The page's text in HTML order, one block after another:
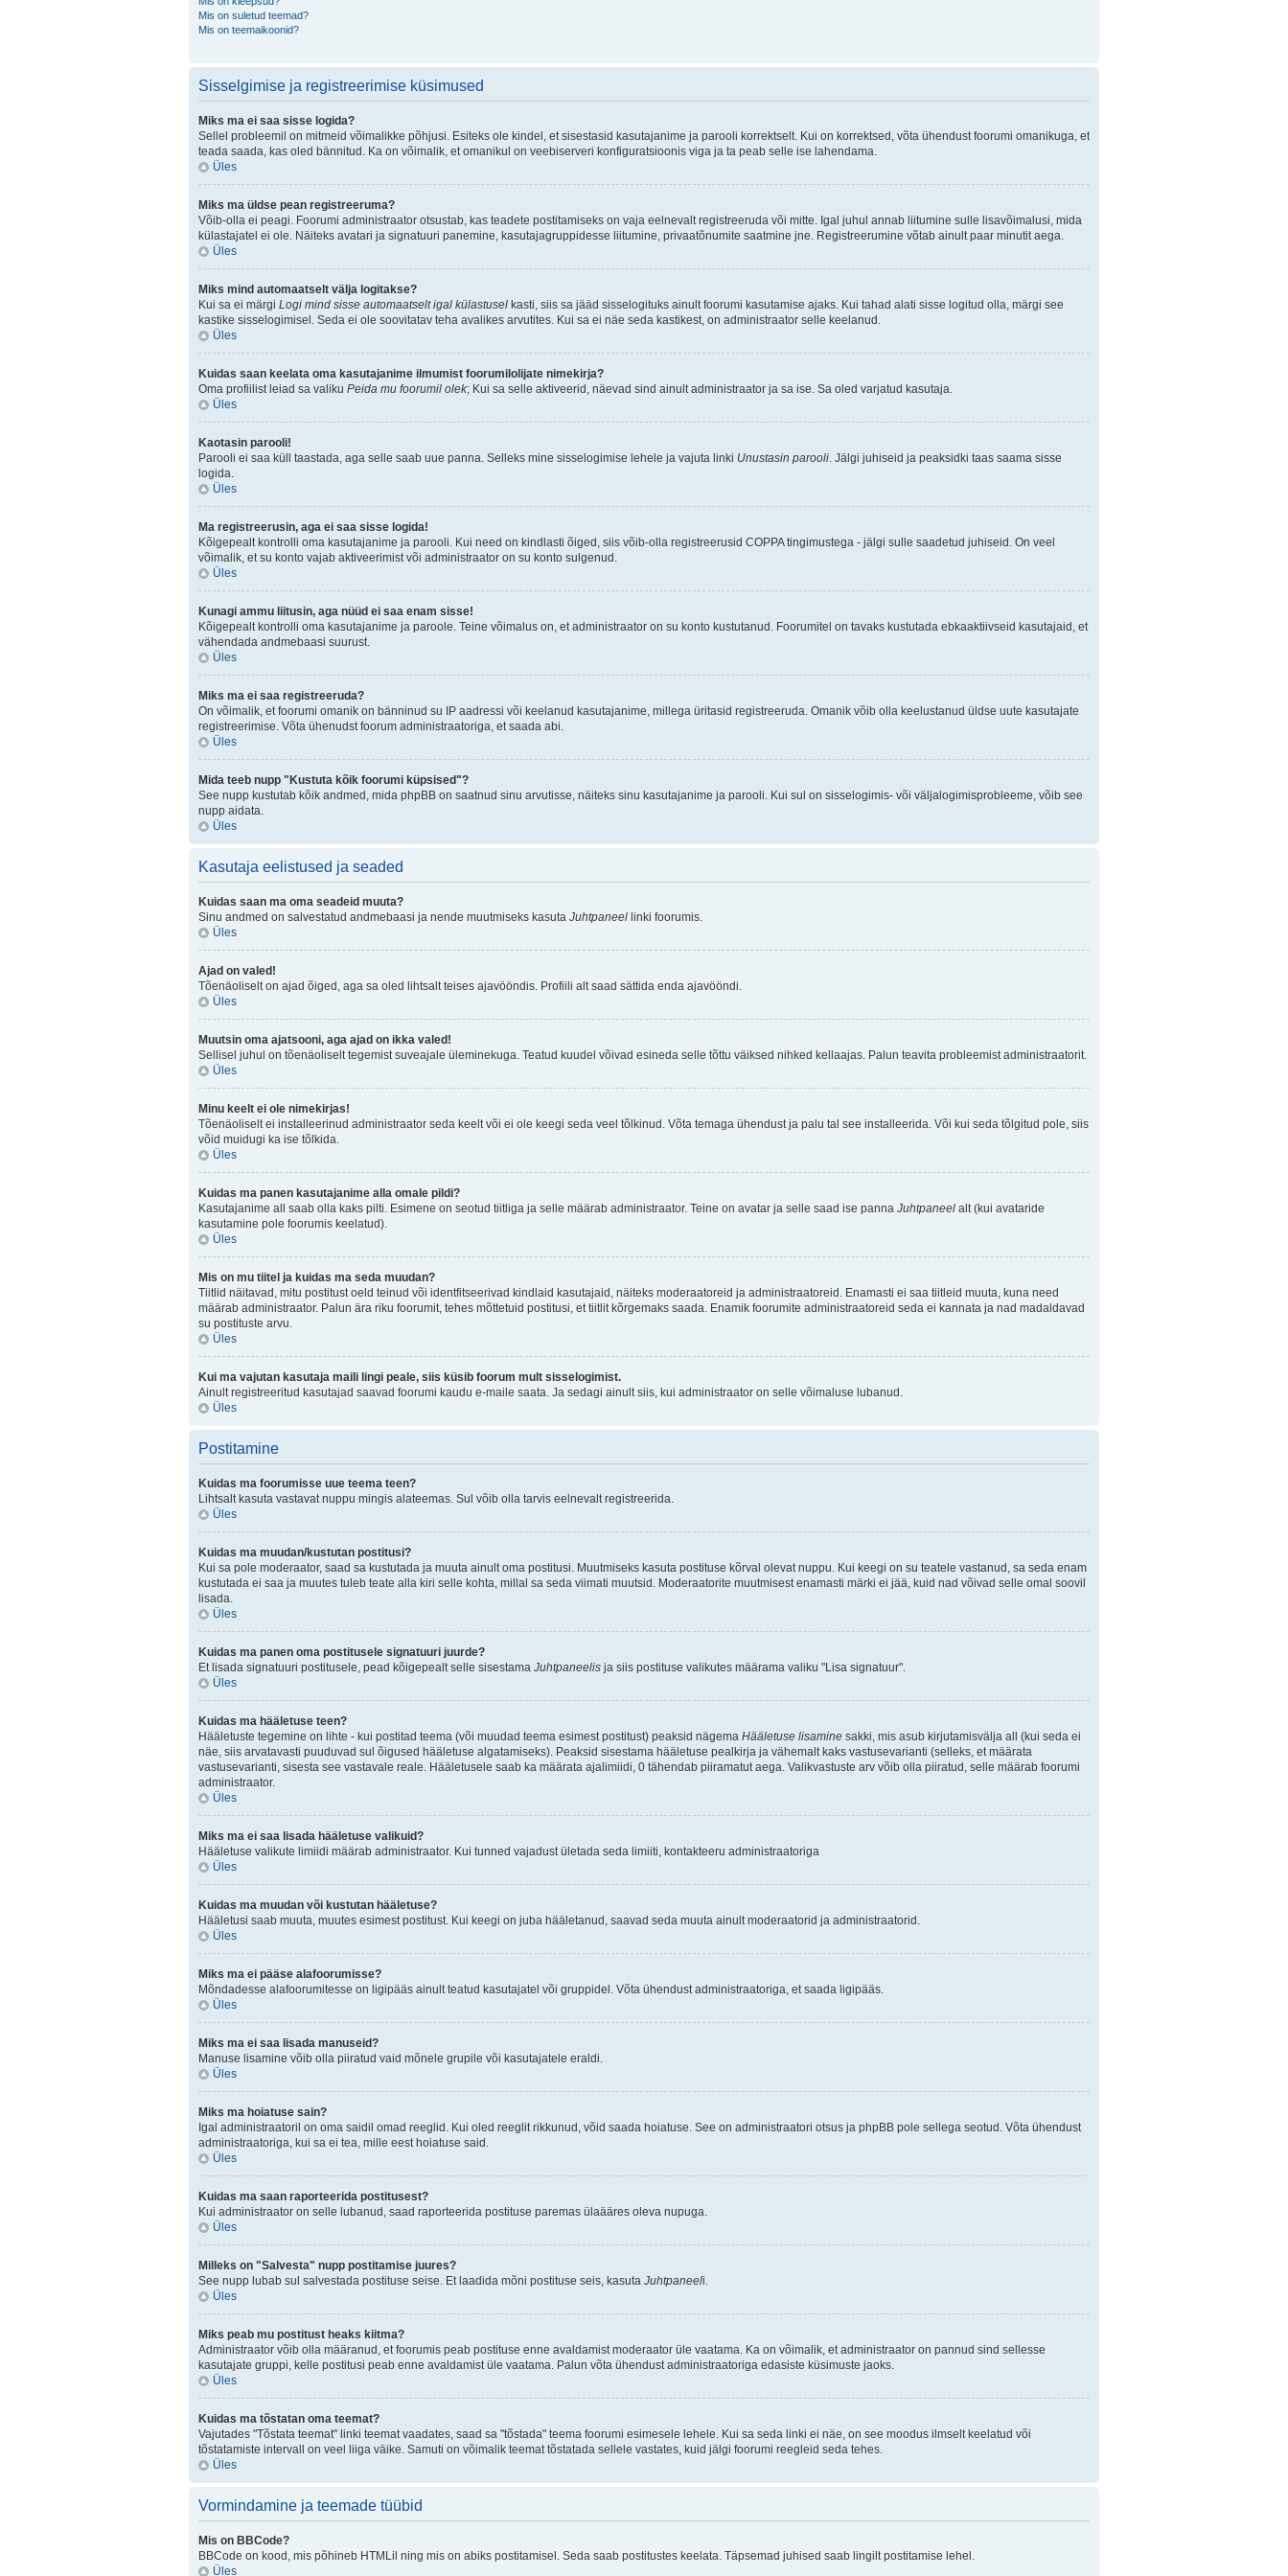
Mis on suletud teemad?
Mis on teemaikoonid?
Sisselgimise ja registreerimise küsimused
Miks ma ei saa sisse logida?
Sellel probleemil on mitmeid võimalikke põhjusi. Esiteks ole kindel, et sisestasid kasutajanime ja parooli korrektselt. Kui on korrektsed, võta ühendust foorumi omanikuga, et
teada saada, kas oled bännitud. Ka on võimalik, et omanikul on veebiserveri konfiguratsioonis viga ja ta peab selle ise lahendama.
Üles
Miks ma üldse pean registreeruma?
Võib-olla ei peagi. Foorumi administraator otsustab, kas teadete postitamiseks on vaja eelnevalt registreeruda või mitte. Igal juhul annab liitumine sulle lisavõimalusi, mida
külastajatel ei ole. Näiteks avatari ja signatuuri panemine, kasutajagruppidesse liitumine, privaatõnumite saatmine jne. Registreerumine võtab ainult paar minutit aega.
Üles
Miks mind automaatselt välja logitakse?
Kui sa ei märgi Logi mind sisse automaatselt igal külastusel kasti, siis sa jääd sisselogituks ainult foorumi kasutamise ajaks. Kui tahad alati sisse logitud olla, märgi see
kastike sisselogimisel. Seda ei ole soovitatav teha avalikes arvutites. Kui sa ei näe seda kastikest, on administraator selle keelanud.
Üles
Kuidas saan keelata oma kasutajanime ilmumist foorumilolijate nimekirja?
Oma profiilist leiad sa valiku Peida mu foorumil olek; Kui sa selle aktiveerid, näevad sind ainult administraator ja sa ise. Sa oled varjatud kasutaja.
Üles
Kaotasin parooli!
Parooli ei saa küll taastada, aga selle saab uue panna. Selleks mine sisselogimise lehele ja vajuta linki Unustasin parooli. Jälgi juhiseid ja peaksidki taas saama sisse
logida.
Üles
Ma registreerusin, aga ei saa sisse logida!
Kõigepealt kontrolli oma kasutajanime ja parooli. Kui need on kindlasti õiged, siis võib-olla registreerusid COPPA tingimustega - jälgi sulle saadetud juhiseid. On veel
võimalik, et su konto vajab aktiveerimist või administraator on su konto sulgenud.
Üles
Kunagi ammu liitusin, aga nüüd ei saa enam sisse!
Kõigepealt kontrolli oma kasutajanime ja paroole. Teine võimalus on, et administraator on su konto kustutanud. Foorumitel on tavaks kustutada ebkaaktiivseid kasutajaid, et
vähendada andmebaasi suurust.
Üles
Miks ma ei saa registreeruda?
On võimalik, et foorumi omanik on bänninud su IP aadressi või keelanud kasutajanime, millega üritasid registreeruda. Omanik võib olla keelustanud üldse uute kasutajate
registreerimise. Võta ühenudst foorum administraatoriga, et saada abi.
Üles
Mida teeb nupp "Kustuta kõik foorumi küpsised"?
See nupp kustutab kõik andmed, mida phpBB on saatnud sinu arvutisse, näiteks sinu kasutajanime ja parooli. Kui sul on sisselogimis- või väljalogimisprobleeme, võib see
nupp aidata.
Üles
Kasutaja eelistused ja seaded
Kuidas saan ma oma seadeid muuta?
Sinu andmed on salvestatud andmebaasi ja nende muutmiseks kasuta Juhtpaneel linki foorumis.
Üles
Ajad on valed!
Tõenäoliselt on ajad õiged, aga sa oled lihtsalt teises ajavööndis. Profiili alt saad sättida enda ajavööndi.
Üles
Muutsin oma ajatsooni, aga ajad on ikka valed!
Sellisel juhul on tõenäoliselt tegemist suveajale üleminekuga. Teatud kuudel võivad esineda selle tõttu väiksed nihked kellaajas. Palun teavita probleemist administraatorit.
Üles
Minu keelt ei ole nimekirjas!
Tõenäoliselt ei installeerinud administraator seda keelt või ei ole keegi seda veel tõlkinud. Võta temaga ühendust ja palu tal see installeerida. Või kui seda tõlgitud pole, siis
võid muidugi ka ise tõlkida.
Üles
Kuidas ma panen kasutajanime alla omale pildi?
Kasutajanime all saab olla kaks pilti. Esimene on seotud tiitliga ja selle määrab administraator. Teine on avatar ja selle saad ise panna Juhtpaneel alt (kui avataride
kasutamine pole foorumis keelatud).
Üles
Mis on mu tiitel ja kuidas ma seda muudan?
Tiitlid näitavad, mitu postitust oeld teinud või identfitseerivad kindlaid kasutajaid, näiteks moderaatoreid ja administraatoreid. Enamasti ei saa tiitleid muuta, kuna need
määrab administraator. Palun ära riku foorumit, tehes mõttetuid postitusi, et tiitlit kõrgemaks saada. Enamik foorumite administraatoreid seda ei kannata ja nad madaldavad
su postituste arvu.
Üles
Kui ma vajutan kasutaja maili lingi peale, siis küsib foorum mult sisselogimist.
Ainult registreeritud kasutajad saavad foorumi kaudu e-maile saata. Ja sedagi ainult siis, kui administraator on selle võimaluse lubanud.
Üles
Postitamine
Kuidas ma foorumisse uue teema teen?
Lihtsalt kasuta vastavat nuppu mingis alateemas. Sul võib olla tarvis eelnevalt registreerida.
Üles
Kuidas ma muudan/kustutan postitusi?
Kui sa pole moderaator, saad sa kustutada ja muuta ainult oma postitusi. Muutmiseks kasuta postituse kõrval olevat nuppu. Kui keegi on su teatele vastanud, sa seda enam
kustutada ei saa ja muutes tuleb teate alla kiri selle kohta, millal sa seda viimati muutsid. Moderaatorite muutmisest enamasti märki ei jää, kuid nad võivad selle omal soovil
lisada.
Üles
Kuidas ma panen oma postitusele signatuuri juurde?
Et lisada signatuuri postitusele, pead kõigepealt selle sisestama Juhtpaneelis ja siis postituse valikutes määrama valiku "Lisa signatuur".
Üles
Kuidas ma hääletuse teen?
Hääletuste tegemine on lihte - kui postitad teema (või muudad teema esimest postitust) peaksid nägema Hääletuse lisamine sakki, mis asub kirjutamisvälja all (kui seda ei
näe, siis arvatavasti puuduvad sul õigused hääletuse algatamiseks). Peaksid sisestama hääletuse pealkirja ja vähemalt kaks vastusevarianti (selleks, et määrata
vastusevarianti, sisesta see vastavale reale. Hääletusele saab ka määrata ajalimiidi, 0 tähendab piiramatut aega. Valikvastuste arv võib olla piiratud, selle määrab foorumi
administraator.
Üles
Miks ma ei saa lisada hääletuse valikuid?
Hääletuse valikute limiidi määrab administraator. Kui tunned vajadust ületada seda limiiti, kontakteeru administraatoriga
Üles
Kuidas ma muudan või kustutan hääletuse?
Hääletusi saab muuta, muutes esimest postitust. Kui keegi on juba hääletanud, saavad seda muuta ainult moderaatorid ja administraatorid.
Üles
Miks ma ei pääse alafoorumisse?
Mõndadesse alafoorumitesse on ligipääs ainult teatud kasutajatel või gruppidel. Võta ühendust administraatoriga, et saada ligipääs.
Üles
Miks ma ei saa lisada manuseid?
Manuse lisamine võib olla piiratud vaid mõnele grupile või kasutajatele eraldi.
Üles
Miks ma hoiatuse sain?
Igal administraatoril on oma saidil omad reeglid. Kui oled reeglit rikkunud, võid saada hoiatuse. See on administraatori otsus ja phpBB pole sellega seotud. Võta ühendust
administraatoriga, kui sa ei tea, mille eest hoiatuse said.
Üles
Kuidas ma saan raporteerida postitusest?
Kui administraator on selle lubanud, saad raporteerida postituse paremas ülaääres oleva nupuga.
Üles
Milleks on "Salvesta" nupp postitamise juures?
See nupp lubab sul salvestada postituse seise. Et laadida mõni postituse seis, kasuta Juhtpaneeli.
Üles
Miks peab mu postitust heaks kiitma?
Administraator võib olla määranud, et foorumis peab postituse enne avaldamist moderaator üle vaatama. Ka on võimalik, et administraator on pannud sind sellesse
kasutajate gruppi, kelle postitusi peab enne avaldamist üle vaatama. Palun võta ühendust administraatoriga edasiste küsimuste jaoks.
Üles
Kuidas ma tõstatan oma teemat?
Vajutades "Tõstata teemat" linki teemat vaadates, saad sa "tõstada" teema foorumi esimesele lehele. Kui sa seda linki ei näe, on see moodus ilmselt keelatud või
tõstatamiste intervall on veel liiga väike. Samuti on võimalik teemat tõstatada sellele vastates, kuid jälgi foorumi reegleid seda tehes.
Üles
Vormindamine ja teemade tüübid
Mis on BBCode?
BBCode on kood, mis põhineb HTMLil ning mis on abiks postitamisel. Seda saab postitustes keelata. Täpsemad juhised saab lingilt postitamise lehel.
Üles